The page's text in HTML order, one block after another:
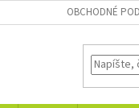
OBCHODNÉ